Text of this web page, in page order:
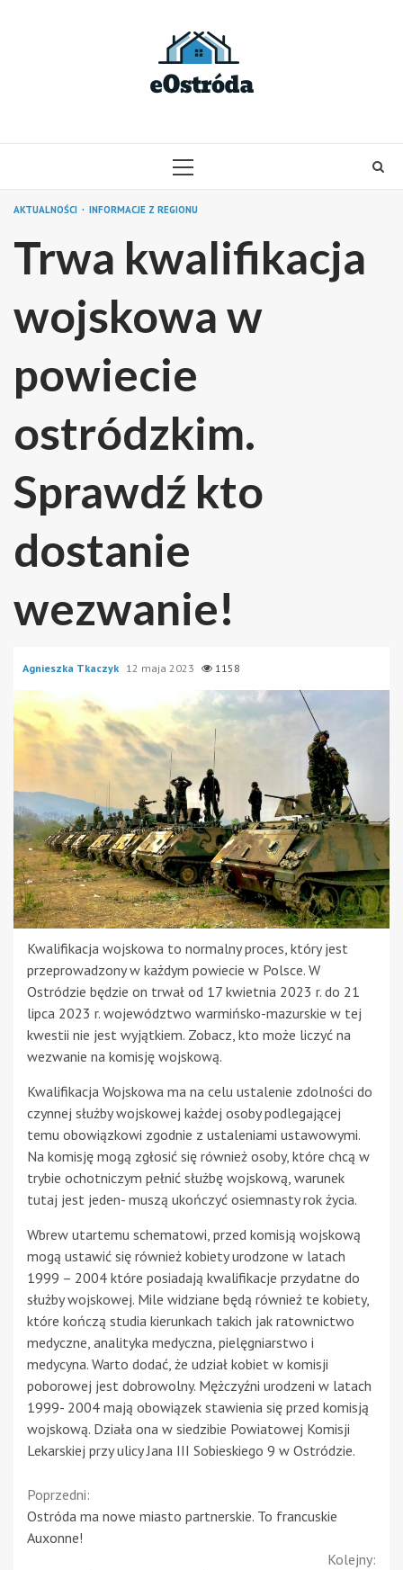
PRIMARY
AKTUALNOŚCI INFORMACJE Z REGIONU
Trwa kwalifikacja
wojskowa w
powiecie
ostródzkim.
Sprawdź kto
dostanie
wezwanie!
Agnieszka Tkaczyk 12 maja 2023 1158
Kwalifikacja wojskowa to normalny proces, który jest
przeprowadzony w każdym powiecie w Polsce. W
Ostródzie będzie on trwał od 17 kwietnia 2023 r. do 21
lipca 2023 r. województwo warmińsko-mazurskie w tej
kwestii nie jest wyjątkiem. Zobacz, kto może liczyć na
wezwanie na komisję wojskową.
Kwalifikacja Wojskowa ma na celu ustalenie zdolności do
czynnej służby wojskowej każdej osoby podlegającej
temu obowiązkowi zgodnie z ustaleniami ustawowymi.
Na komisję mogą zgłosić się również osoby, które chcą w
trybie ochotniczym pełnić służbę wojskową, warunek
tutaj jest jeden- muszą ukończyć osiemnasty rok życia.
Wbrew utartemu schematowi, przed komisją wojskową
mogą ustawić się również kobiety urodzone w latach
1999 – 2004 które posiadają kwalifikacje przydatne do
służby wojskowej. Mile widziane będą również te kobiety,
które kończą studia kierunkach takich jak ratownictwo
medyczne, analityka medyczna, pielęgniarstwo i
medycyna. Warto dodać, że udział kobiet w komisji
poborowej jest dobrowolny. Mężczyźni urodzeni w latach
1999- 2004 mają obowiązek stawienia się przed komisją
wojskową. Działa ona w siedzibie Powiatowej Komisji
Lekarskiej przy ulicy Jana III Sobieskiego 9 w Ostródzie.
Continue
Reading
Poprzedni:
Ostróda ma nowe miasto partnerskie. To francuskie
Auxonne!
Kolejny: